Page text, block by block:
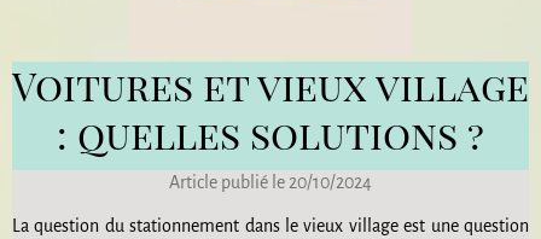
Voitures et vieux village
: quelles solutions ?
Article publié le 20/10/2024
La question du stationnement dans le vieux village est une question